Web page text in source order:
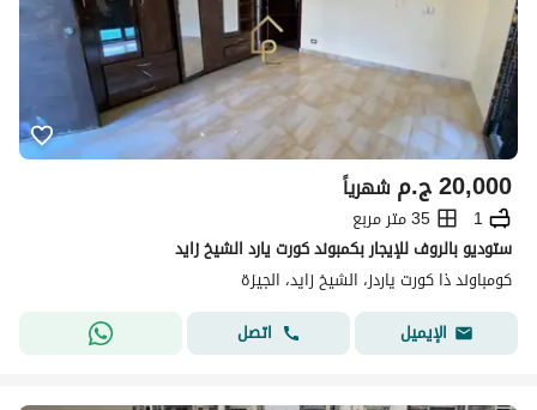
ج.م20,000 شهرياً
1
35 متر مربع
ستوديو بالروف للإيجار بكمبوند كورت يارد الشيخ زايد
كومباوند ذا كورت ياردز، الشيخ زايد، الجيزة
الإيميل
اتصل